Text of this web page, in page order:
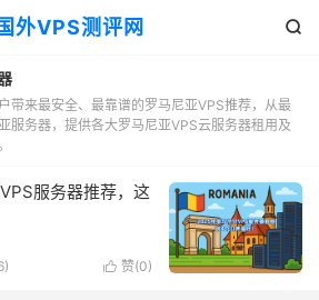
外VPS测评网 
带来最安全、最靠谱的罗马尼亚VPS推荐，从最
服务器，提供各大罗马尼亚VPS云服务器租用及
服务器推荐，这
 赞(0)